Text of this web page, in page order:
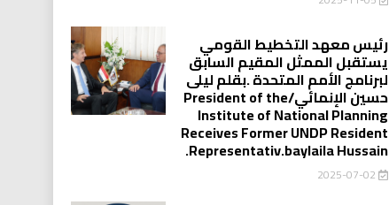
رئيس معهد التخطيط القومي
يستقبل الممثل المقيم السابق
لبرنامج الأمم المتحدة .بقلم ليلى
حسين الإنمائي/President of the
Institute of National Planning
Receives Former UNDP Resident
.Representativ.baylaila Hussain
2025-07-02